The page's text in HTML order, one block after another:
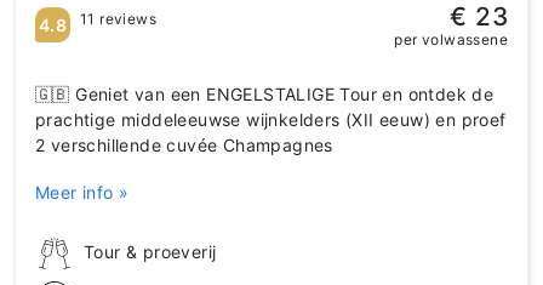
Tour & proeverij
🇬🇧 Geniet van een ENGELSTALIGE Tour en ontdek de
prachtige middeleeuwse wijnkelders (XII eeuw) en proef
2 verschillende cuvée Champagnes
Meer info »
4.8 11 reviews € 23
per volwassene